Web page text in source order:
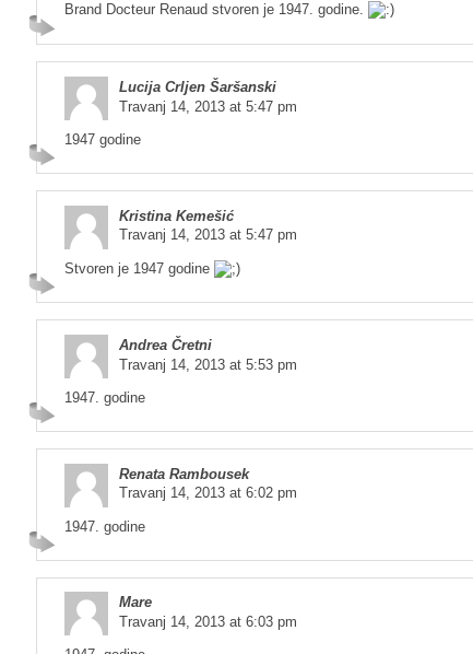
Brand Docteur Renaud stvoren je 1947. godine.
Lucija Crljen Šaršanski
Travanj 14, 2013 at 5:47 pm
1947 godine
Kristina Kemešić
Travanj 14, 2013 at 5:47 pm
Stvoren je 1947 godine
Andrea Čretni
Travanj 14, 2013 at 5:53 pm
1947. godine
Renata Rambousek
Travanj 14, 2013 at 6:02 pm
1947. godine
Mare
Travanj 14, 2013 at 6:03 pm